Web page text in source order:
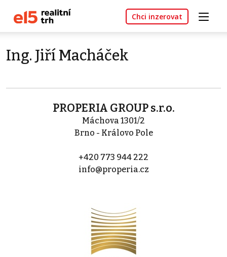
Chci inzerovat
Ing. Jiří Macháček
PROPERIA GROUP s.r.o.
Máchova 1301/2
Brno - Královo Pole
+420 773 944 222
info@properia.cz